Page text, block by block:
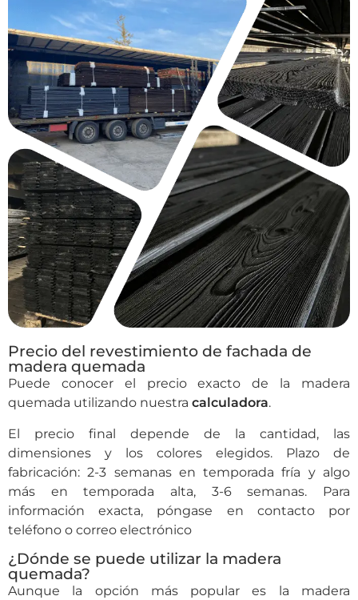
Precio del revestimiento de fachada de
madera quemada
Puede conocer el precio exacto de la madera
quemada utilizando nuestra calculadora.
El precio final depende de la cantidad, las
dimensiones y los colores elegidos. Plazo de
fabricación: 2-3 semanas en temporada fría y algo
más en temporada alta, 3-6 semanas. Para
información exacta, póngase en contacto por
teléfono o correo electrónico
¿Dónde se puede utilizar la madera
quemada?
Aunque la opción más popular es la madera